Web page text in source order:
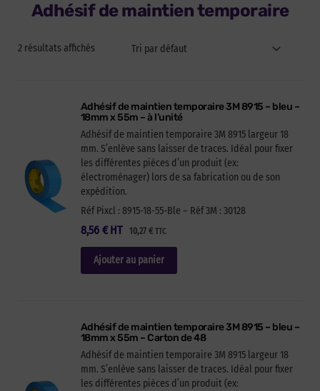
Adhésif de maintien temporaire
2 résultats affichés
Adhésif de maintien temporaire 3M 8915 – bleu –
18mm x 55m – à l’unité
Adhésif de maintien temporaire 3M 8915 largeur 18
mm. S’enlève sans laisser de traces. Idéal pour fixer
les différentes pièces d’un produit (ex:
électroménager) lors de sa fabrication ou de son
expédition.
Réf Pixcl : 8915-18-55-Ble – Réf 3M : 30128
8,56 € 10,27 €TTC
HT
Ajouter au panier
Adhésif de maintien temporaire 3M 8915 – bleu –
18mm x 55m – Carton de 48
Adhésif de maintien temporaire 3M 8915 largeur 18
mm. S’enlève sans laisser de traces. Idéal pour fixer
les différentes pièces d’un produit (ex: